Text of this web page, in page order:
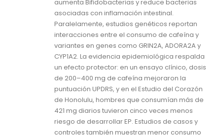
aumenta Bifidobacterias y reduce bacterias
asociadas con inflamación intestinal.
Paralelamente, estudios genéticos reportan
interacciones entre el consumo de cafeína y
variantes en genes como GRIN2A, ADORA2A y
CYP1A2. La evidencia epidemiológica respalda
un efecto protector: en un ensayo clínico, dosis
de 200–400 mg de cafeína mejoraron la
puntuación UPDRS, y en el Estudio del Corazón
de Honolulu, hombres que consumían más de
421 mg diarios tuvieron cinco veces menos
riesgo de desarrollar EP. Estudios de casos y
controles también muestran menor consumo